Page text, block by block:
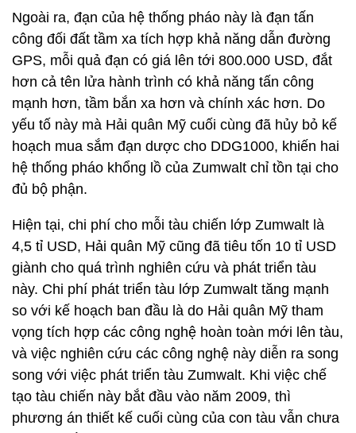
Ngoài ra, đạn của hệ thống pháo này là đạn tấn
công đối đất tầm xa tích hợp khả năng dẫn đường
GPS, mỗi quả đạn có giá lên tới 800.000 USD, đắt
hơn cả tên lửa hành trình có khả năng tấn công
mạnh hơn, tầm bắn xa hơn và chính xác hơn. Do
yếu tố này mà Hải quân Mỹ cuối cùng đã hủy bỏ kế
hoạch mua sắm đạn dược cho DDG1000, khiến hai
hệ thống pháo khổng lồ của Zumwalt chỉ tồn tại cho
đủ bộ phận.
Hiện tại, chi phí cho mỗi tàu chiến lớp Zumwalt là
4,5 tỉ USD, Hải quân Mỹ cũng đã tiêu tốn 10 tỉ USD
giành cho quá trình nghiên cứu và phát triển tàu
này. Chi phí phát triển tàu lớp Zumwalt tăng mạnh
so với kế hoạch ban đầu là do Hải quân Mỹ tham
vọng tích hợp các công nghệ hoàn toàn mới lên tàu,
và việc nghiên cứu các công nghệ này diễn ra song
song với việc phát triển tàu Zumwalt. Khi việc chế
tạo tàu chiến này bắt đầu vào năm 2009, thì
phương án thiết kế cuối cùng của con tàu vẫn chưa